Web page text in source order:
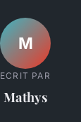
M
ECRIT PAR
Mathys